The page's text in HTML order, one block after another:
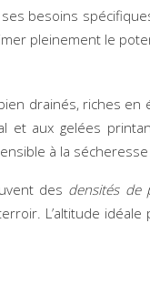
besoins
pleinement le
drainés, riches
aux gelées
à la
des densités de
L’altitude